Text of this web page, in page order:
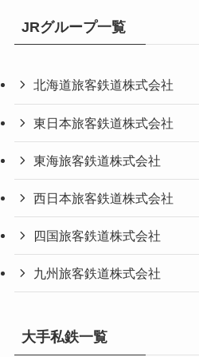
JRグループ一覧
北海道旅客鉄道株式会社
東日本旅客鉄道株式会社
東海旅客鉄道株式会社
西日本旅客鉄道株式会社
四国旅客鉄道株式会社
九州旅客鉄道株式会社
大手私鉄一覧